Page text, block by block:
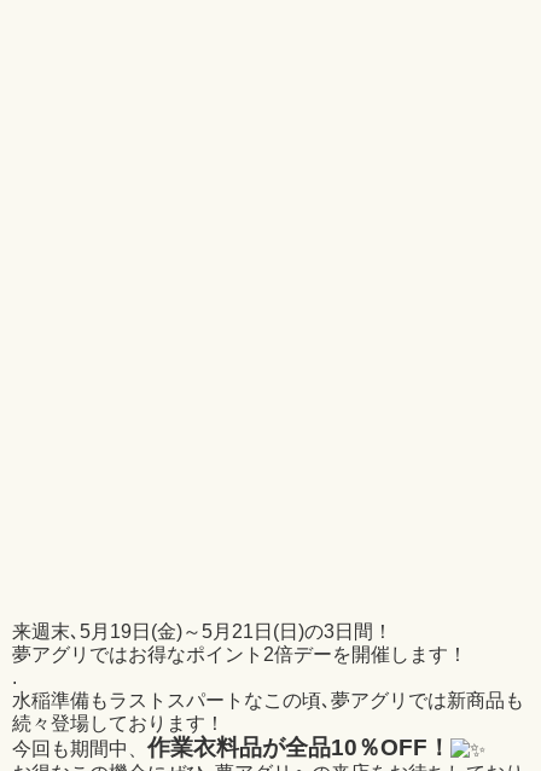
来週末､5月19日(金)～5月21日(日)の3日間！
夢アグリではお得なポイント2倍デーを開催します！
.
水稲準備もラストスパートなこの頃､夢アグリでは新商品も
続々登場しております！
今回も期間中、作業衣料品が全品10％OFF！